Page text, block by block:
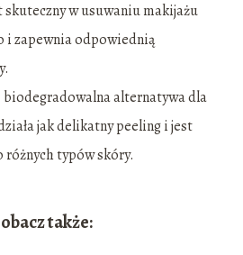
skuteczny w usuwaniu makijażu
i zapewnia odpowiednią
biodegradowalna alternatywa dla
jak delikatny peeling i jest
typów skóry.
także: